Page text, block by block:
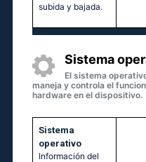
subida y bajada.
Sistema
El sistema
maneja y controla el
hardware en el dispositivo.
Sistema
operativo
Información del